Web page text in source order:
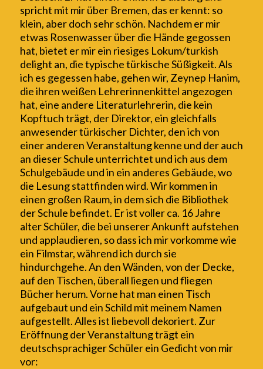
spricht mit mirüber Bremen, das er kennt: so
klein, aber doch sehr schön. Nachdem er mir
etwas Rosenwasser über die Hände gegossen
hat, bietet er mir ein riesiges Lokum/turkish
delight an, die typische türkische Süßigkeit.Als
ich es gegessen habe, gehen wir, Zeynep Hanim,
die ihren weißen Lehrerinnenkittel angezogen
hat, eine andere Literaturlehrerin, die kein
Kopftuch trägt, der Direktor, ein gleichfalls
anwesendertürkischer Dichter, den ich von
einer anderen Veranstaltung kenne und der auch
an dieser Schule unterrichtet und ich aus dem
Schulgebäude und in ein anderes Gebäude, wo
die Lesung stattfinden wird. Wir kommen in
einen großen Raum, in dem sich die Bibliothek
der Schule befindet. Er ist voller ca. 16 Jahre
alter Schüler, die bei unserer Ankunft aufstehen
und applaudieren, so dass ich mir vorkomme wie
ein Filmstar, während ich durch sie
hindurchgehe. An den Wänden, von der Decke,
auf den Tischen, überall liegen und fliegen
Bücher herum. Vorne hat man einen Tisch
aufgebaut und ein Schild mit meinem Namen
aufgestellt. Alles ist liebevoll dekoriert. Zur
Eröffnung der Veranstaltung trägt ein
deutschsprachiger Schüler ein Gedicht von mir
vor: